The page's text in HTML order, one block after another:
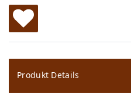
W
u
ns
Produkt Details